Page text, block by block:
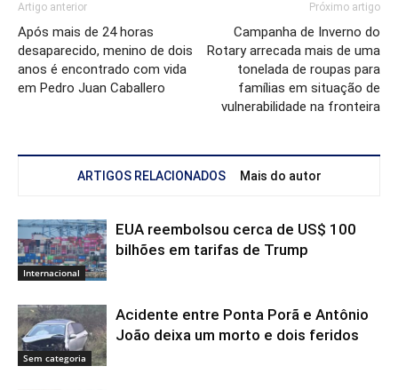
Artigo anterior
Após mais de 24 horas
desaparecido, menino de dois
anos é encontrado com vida
em Pedro Juan Caballero
Próximo artigo
Campanha de Inverno do
Rotary arrecada mais de uma
tonelada de roupas para
famílias em situação de
vulnerabilidade na fronteira
ARTIGOS RELACIONADOS Mais do autor
Internacional
EUA reembolsou cerca de US$ 100
bilhões em tarifas de Trump
Sem categoria
Acidente entre Ponta Porã e Antônio
João deixa um morto e dois feridos